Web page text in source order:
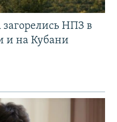
НПЗ в
и на Кубани